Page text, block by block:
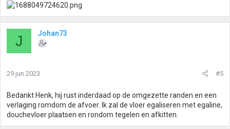
J Johan73
29 jun 2023 #5
Bedankt Henk, hij rust inderdaad op de omgezette randen en een
verlaging romdom de afvoer. Ik zal de vloer egaliseren met egaline,
douchevloer plaatsen en rondom tegelen en afkitten.